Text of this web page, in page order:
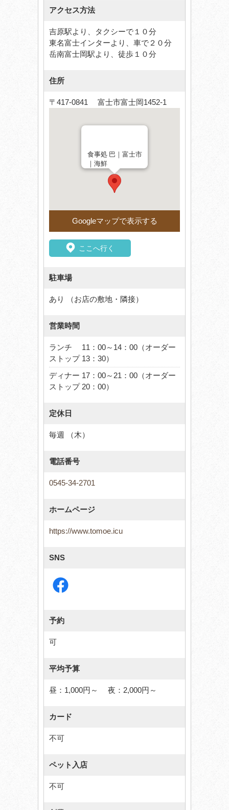
アクセス方法
吉原駅より、タクシーで１０分
東名富士インターより、車で２０分
岳南富士岡駅より、徒歩１０分
住所
〒417-0841 富士市富士岡1452-1
食事処 巴｜富士市
｜海鮮
Googleマップで表示する
ここへ行く
駐車場
あり （お店の敷地・隣接）
営業時間
ランチ 11：00～14：00（オーダー
ストップ 13：30）
ディナー 17：00～21：00（オーダー
ストップ 20：00）
定休日
毎週 （木）
電話番号
0545-34-2701
ホームページ
https://www.tomoe.icu
SNS
予約
可
平均予算
昼：1,000円～ 夜：2,000円～
カード
不可
ペット入店
不可